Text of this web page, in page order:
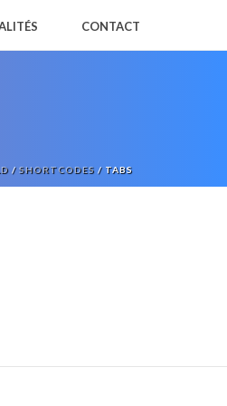
CONTACT
/ SHORTCODES / TABS